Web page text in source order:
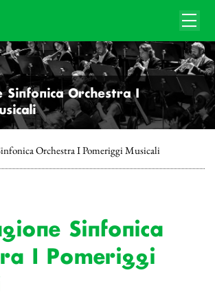
Sinfonica Orchestra I
Orchestra I Pomeriggi Musicali
Sinfonica
I Pomeriggi